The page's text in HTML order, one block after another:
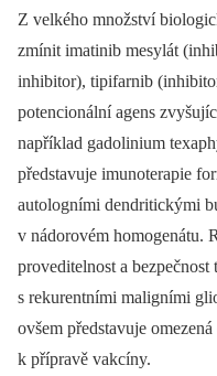
Z velkého množství
zmínit imatinib mesylát
inhibitor), tipifarnib
potencionální agens
například gadolinium
představuje imunoterapie
autologními dendritickými
v nádorovém homogenátu.
proveditelnost a
s rekurentními maligními
ovšem představuje
k přípravě vakcíny.